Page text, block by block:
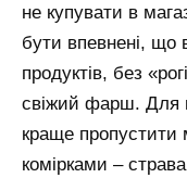
не купувати в
бути впевнені, що
продуктів, без
свіжий фарш. Для
краще пропустити
комірками –